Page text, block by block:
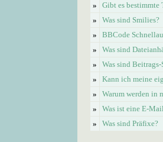
»
Gibt es bestimmte
»
Was sind Smilies?
»
BBCode
»
Was sind
»
Was sind
»
Kann ich meine
»
Warum werden in
»
Was ist eine E-
»
Was sind Präfixe?